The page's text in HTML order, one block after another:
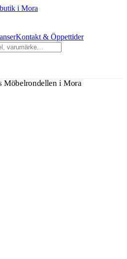
Kontakt & Öppettider